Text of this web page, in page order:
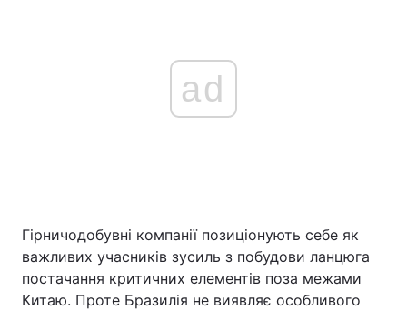
ad
Гірничодобувні компанії позиціонують себе як
важливих учасників зусиль з побудови ланцюга
постачання критичних елементів поза межами
Китаю. Проте Бразилія не виявляє особливого